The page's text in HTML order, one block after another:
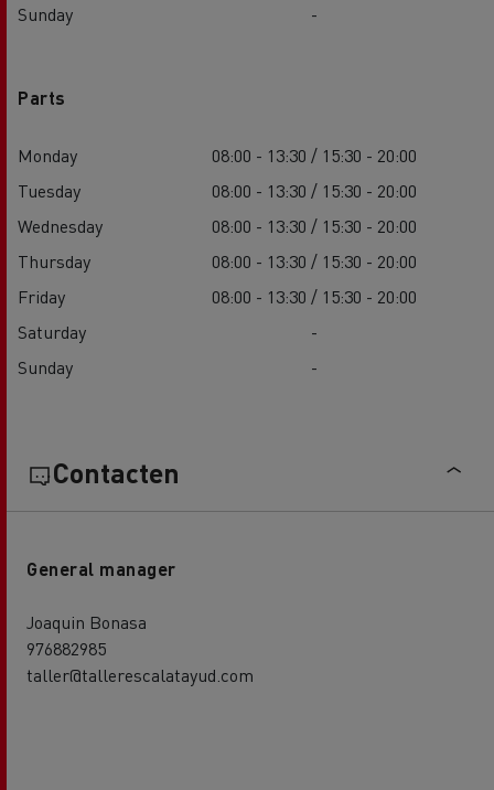
Sunday
-
Parts
Monday
08:00 - 13:30 / 15:30 - 20:00
Tuesday
08:00 - 13:30 / 15:30 - 20:00
Wednesday
08:00 - 13:30 / 15:30 - 20:00
Thursday
08:00 - 13:30 / 15:30 - 20:00
Friday
08:00 - 13:30 / 15:30 - 20:00
Saturday
-
Sunday
-
Contacten
General manager
Joaquin Bonasa
976882985
taller@tallerescalatayud.com